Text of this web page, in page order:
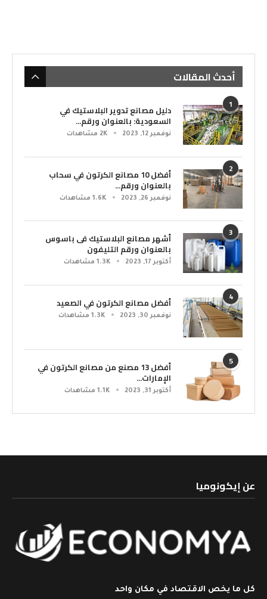
أحدث المقالات
1 دليل مصانع تدوير البلاستيك في
السعودية: بالعنوان ورقم...
نوفمبر 12, 2023 2K مشاهدات
2 أفضل 10 مصانع الكرتون في سحاب
بالعنوان ورقم...
نوفمبر 26, 2023 1.6K مشاهدات
3 أشهر مصانع البلاستيك فى باسوس
بالعنوان ورقم التليفون
أكتوبر 17, 2023 1.3K مشاهدات
4 أفضل مصانع الكرتون في الصعيد
نوفمبر 30, 2023 1.3K مشاهدات
5 أفضل 13 مصنع من مصانع الكرتون في
الإمارات...
أكتوبر 31, 2023 1.1K مشاهدات
عن إيكونوميا
كل ما يخص الاقتصاد في مكان واحد